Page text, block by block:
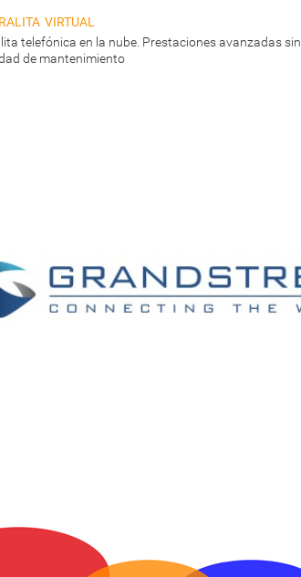
virtual
telefónica en la nube. Prestaciones avanzadas sin
de mantenimiento